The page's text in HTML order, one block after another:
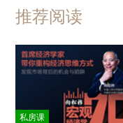
推荐阅读
私房课